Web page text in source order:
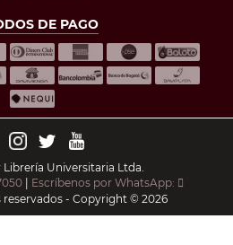
DE PAGO
Universitaria Ltda.
| Escríbenos por WhatsApp:
reservados - Copyright © 2026